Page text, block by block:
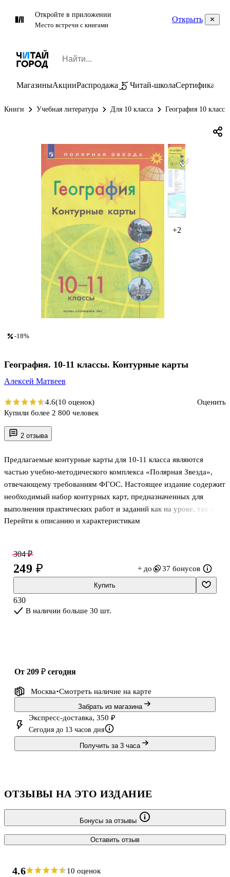
Откройте в приложении
Место встречи с книгами
Открыть
МагазиныАкцииРаспродажа Читай-школаСертификаты
Книги Учебная литература Для 10 класса География 10 класс
+2
2 отзыва
Предлагаемые контурные карты для 10-11 класса являются
частью учебно-методического комплекса «Полярная Звезда»,
отвечающему требованиям ФГОС. Настоящее издание содержит
необходимый набор контурных карт, предназначенных для
выполнения практических работ и заданий как на уроке, так и во
внеурочное время.
Перейти к описанию и характеристикам
-18%
География. 10-11 классы. Контурные карты
Алексей Матвеев
4.6(10 оценок)
Оценить
Купили более 2 800 человек
304 ₽
249 ₽ + до 37 бонусов
Купить
630
В наличии больше 30 шт.
от 209 ₽ сегодня
Москва Смотреть наличие на карте
Забрать из магазина
Экспресс-доставка, 350 ₽
Сегодня до 13 часов дня
Получить за 3 часа
ОТЗЫВЫ НА ЭТО ИЗДАНИЕ
Бонусы за отзывы
Оставить отзыв
4.6 10 оценок